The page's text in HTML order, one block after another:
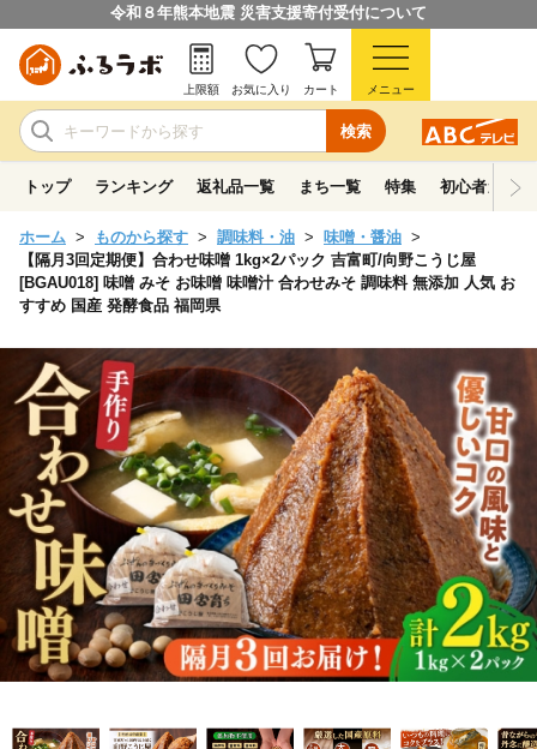
令和８年熊本地震 災害支援寄付受付について
検索
上限額 お気に入り カート メニュー
トップ ランキング 返礼品一覧 まち一覧 特集 初心者ガイド
ホーム ものから探す 調味料・油
味噌・醤油
【隔月3回定期便】合わせ味噌 1kg×2パック 吉富町/向野こうじ屋
[BGAU018] 味噌 みそ お味噌 味噌汁 合わせみそ 調味料 無添加 人気 お
すすめ 国産 発酵食品 福岡県